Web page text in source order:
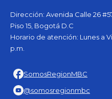
Dirección: Avenida Calle 26
Piso 15, Bogotá D.C
Horario de atención: Lunes a
p.m.
SomosRegionMBC
@somosregionmbc